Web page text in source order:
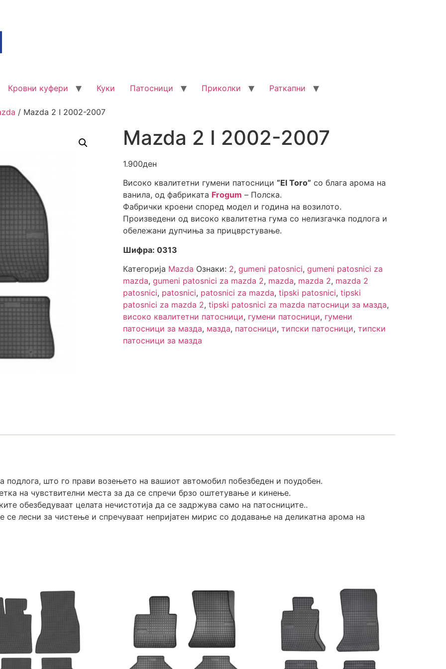
Кровни куфери Куки Патосници Приколки Раткапни
/ Mazda 2 I 2002-2007
Mazda 2 I 2002-2007
1.900ден
Високо квалитетни гумени патосници “El Toro” со блага арома на
ванила, од фабриката Frogum – Полска.
Фабрички кроени според модел и година на возилото.
Произведени од високо квалитетна гума со нелизгачка подлога и
обележани дупчиња за прицврстување.
Шифра: 0313
Категорија Mazda Ознаки: 2, gumeni patosnici, gumeni patosnici za
mazda, gumeni patosnici za mazda 2, mazda, mazda 2, mazda 2
patosnici, patosnici, patosnici za mazda, tipski patosnici, tipski
patosnici za mazda 2, tipski patosnici za mazda патосници за мазда,
високо квалитетни патосници, гумени патосници, гумени
патосници за мазда, мазда, патосници, типски патосници, типски
патосници за мазда
подлога, што го прави возењето на вашиот автомобил побезбеден и поудобен.
на чувствителни места за да се спречи брзо оштетување и кинење.
обезбедуваат целата нечистотија да се задржува само на патосниците..
се лесни за чистење и спречуваат непријатен мирис со додавање на деликатна арома на